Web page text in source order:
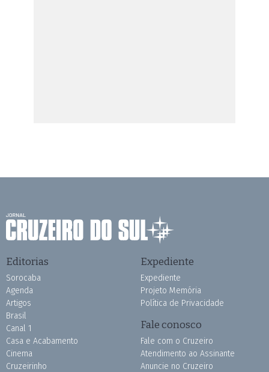
Editorias
Sorocaba
Agenda
Artigos
Brasil
Canal 1
Casa e Acabamento
Cinema
Cruzeirinho
Expediente
Expediente
Projeto Memória
Política de Privacidade
Fale conosco
Fale com o Cruzeiro
Atendimento ao Assinante
Anuncie no Cruzeiro